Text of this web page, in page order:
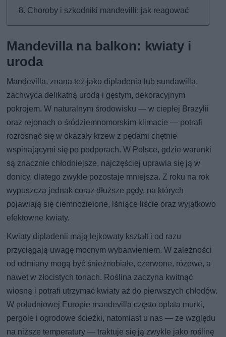
Choroby i szkodniki mandevilli: jak reagować
Mandevilla na balkon: kwiaty i
uroda
Mandevilla, znana też jako dipladenia lub sundawilla,
zachwyca delikatną urodą i gęstym, dekoracyjnym
pokrojem. W naturalnym środowisku — w ciepłej Brazylii
oraz rejonach o śródziemnomorskim klimacie — potrafi
rozrosnąć się w okazały krzew z pędami chętnie
wspinającymi się po podporach. W Polsce, gdzie warunki
są znacznie chłodniejsze, najczęściej uprawia się ją w
donicy, dlatego zwykle pozostaje mniejsza. Z roku na rok
wypuszcza jednak coraz dłuższe pędy, na których
pojawiają się ciemnozielone, lśniące liście oraz wyjątkowo
efektowne kwiaty.
Kwiaty dipladenii mają lejkowaty kształt i od razu
przyciągają uwagę mocnym wybarwieniem. W zależności
od odmiany mogą być śnieżnobiałe, czerwone, różowe, a
nawet w złocistych tonach. Roślina zaczyna kwitnąć
wiosną i potrafi utrzymać kwiaty aż do pierwszych chłodów.
W południowej Europie mandevilla często oplata murki,
pergole i ogrodowe ścieżki, natomiast u nas — ze względu
na niższe temperatury — traktuje się ją zwykle jako roślinę